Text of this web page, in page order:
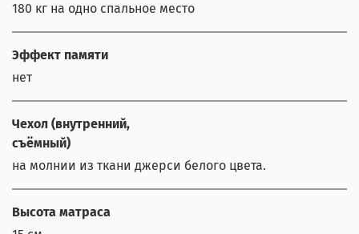
180 кг на одно спальное место
Эффект памяти
нет
Чехол (внутренний,
съёмный)
на молнии из ткани джерси белого цвета.
Высота матраса